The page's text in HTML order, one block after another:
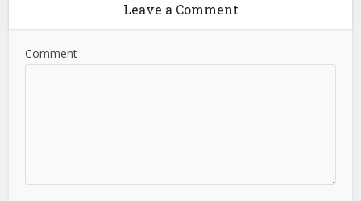
Leave a Comment
Comment